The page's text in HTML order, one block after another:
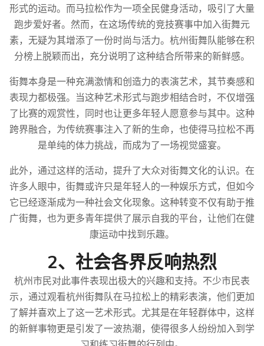
形式的运动。而马拉松作为一项全民健身活动，吸引了大量
跑步爱好者。然而，在这场传统的竞技赛事中加入街舞元
素，无疑为其增添了一份时尚与活力。杭州街舞队能够在积
分榜上脱颖而出，充分说明了这种结合所带来的新鲜感。
街舞本身是一种充满激情和创造力的表演艺术，其节奏感和
表现力都极强。当这种艺术形式与跑步相结合时，不仅增强
了比赛的观赏性，同时也让更多年轻人愿意参与其中。这种
跨界融合，为传统赛事注入了新的生命，也使得马拉松不再
是单纯的体力挑战，而成为了一场视觉盛宴。
此外，通过这样的活动，提升了大众对街舞文化的认识。在
许多人眼中，街舞或许只是年轻人的一种娱乐方式，但如今
它已经逐渐成为一种社会文化现象。这种转变不仅有助于推
广街舞，也为更多青年提供了展示自我的平台，让他们在健
康运动中找到乐趣。
2、社会各界反响热烈
杭州市民对此事件表现出极大的兴趣和支持。不少市民表
示，通过观看杭州街舞队在马拉松上的精彩表演，他们更加
了解并喜欢上了这一艺术形式。尤其是在年轻群体中，这样
的新鲜事物更是引发了一波热潮，使得很多人纷纷加入到学